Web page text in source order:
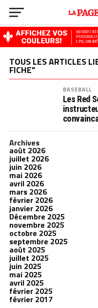
TOUS LES ARTICLES
FICHE"
BASEBALL
Les Red
Archives
août 2026
juillet 2026
juin 2026
mai 2026
avril 2026
mars 2026
février 2026
janvier 2026
Décembre 2025
novembre 2025
octobre 2025
septembre 2025
août 2025
juillet 2025
juin 2025
mai 2025
avril 2025
février 2025
février 2017